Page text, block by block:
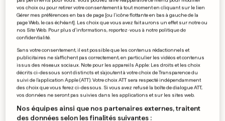
mission
0 0
PRÉSIDENT DE L'ALEBA
«La crise pèsera encore»
0 0
vos choix ou pour retirer votre consentement à tout moment en cliquant sur le lien
Gérer mes préférences en bas de page [ou l'icône flottante en bas à gauche de la
page Web, le cas échéant]. Les choix que vous avez fait aurons un effet sur notre ou
nos Site Web. Pour plus d’informations, reportez-vous à notre politique de
confidentialité.
Sans votre consentement, il est possible que les contenus rédactionnels et
publicitaires ne s'affichent pas correctement, en particulier les vidéos et contenus
issus des réseaux sociaux. Note pour les appareils Apple: Les droits et les choix
décrits ci-dessous sont distincts et s'ajoutent à votre choix de Transparence du
suivi de l'application Apple (ATT). Votre choix ATT sera respecté indépendamment
des choix que vous ferez ci-dessous. Si vous avez refusé la boîte de dialogue ATT,
vos données ne seront pas suivies dans les applications et sur les sites web.
Nos équipes ainsi que nos partenaires externes, traitent
des données selon les finalités suivantes :